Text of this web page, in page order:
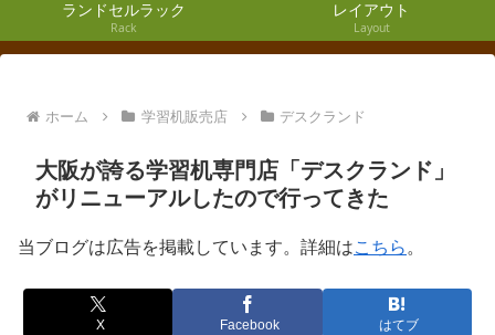
ランドセルラック
Rack
レイアウト
Layout
ホーム 学習机販売店 デスクランド
大阪が誇る学習机専門店「デスクランド」
がリニューアルしたので行ってきた
当ブログは広告を掲載しています。詳細はこちら 。
X Facebook はてブ